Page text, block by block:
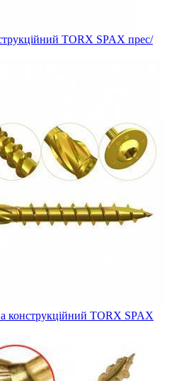
TORX SPAX прес/
конструкційний TORX SPAX